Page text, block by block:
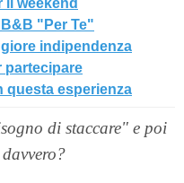
weekend
"Per Te"
indipendenza
partecipare
questa esperienza
di staccare" e poi